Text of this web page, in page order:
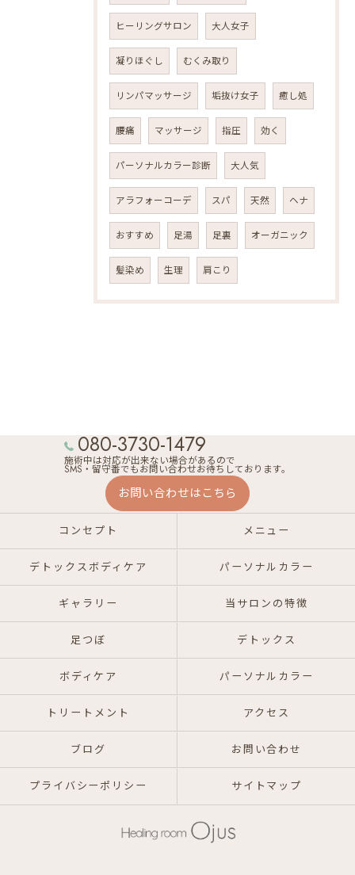
ヒーリングサロン 大人女子
凝りほぐし むくみ取り
リンパマッサージ 垢抜け女子 癒し処
腰痛 マッサージ 指圧 効く
パーソナルカラー診断 大人気
アラフォーコーデ スパ 天然 ヘナ
おすすめ 足湯 足裏 オーガニック
髪染め 生理 肩こり
080-3730-1479
施術中は対応が出来ない場合があるので
SMS・留守番でもお問い合わせお待ちしております。
お問い合わせはこちら
コンセプト メニュー
デトックスボディケア パーソナルカラー
ギャラリー 当サロンの特徴
足つぼ デトックス
ボディケア パーソナルカラー
トリートメント アクセス
ブログ お問い合わせ
プライバシーポリシー サイトマップ